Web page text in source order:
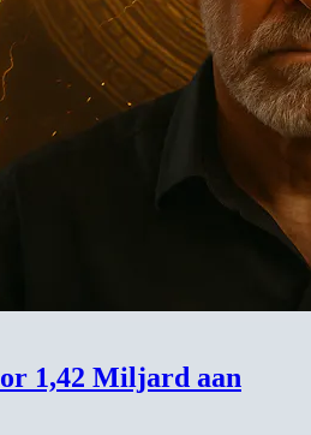
1,42 Miljard aan